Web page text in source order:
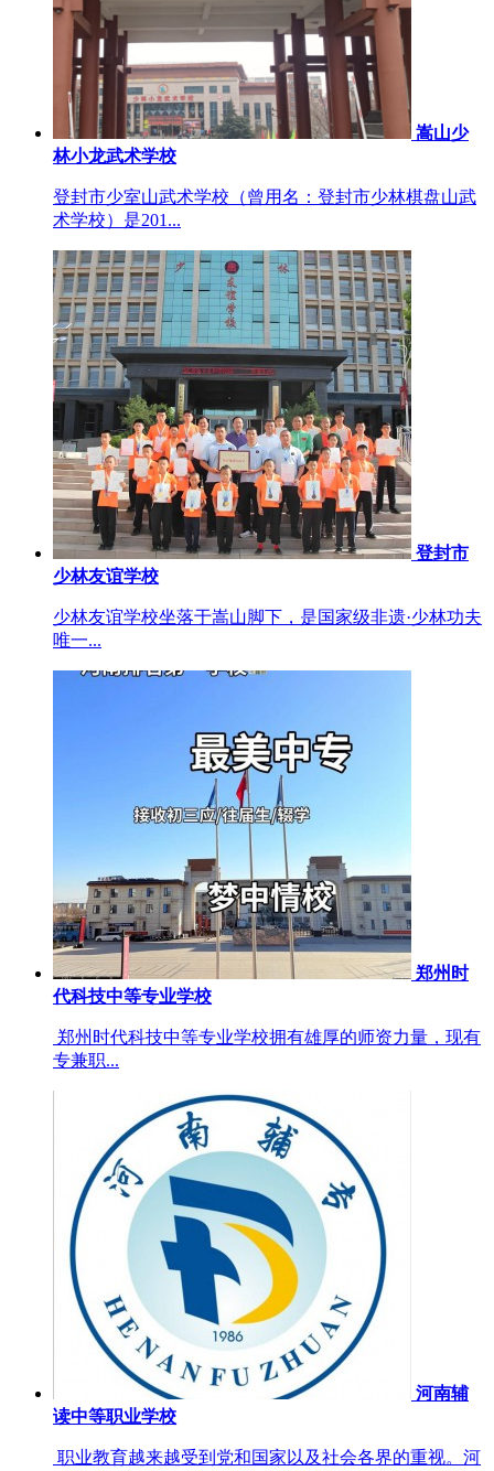
嵩山少
林小龙武术学校
登封市少室山武术学校（曾用名：登封市少林棋盘山武
术学校）是201...
登封市
少林友谊学校
少林友谊学校坐落于嵩山脚下，是国家级非遗·少林功夫
唯一...
郑州时
代科技中等专业学校
郑州时代科技中等专业学校拥有雄厚的师资力量，现有
专兼职...
河南辅
读中等职业学校
职业教育越来越受到党和国家以及社会各界的重视。河